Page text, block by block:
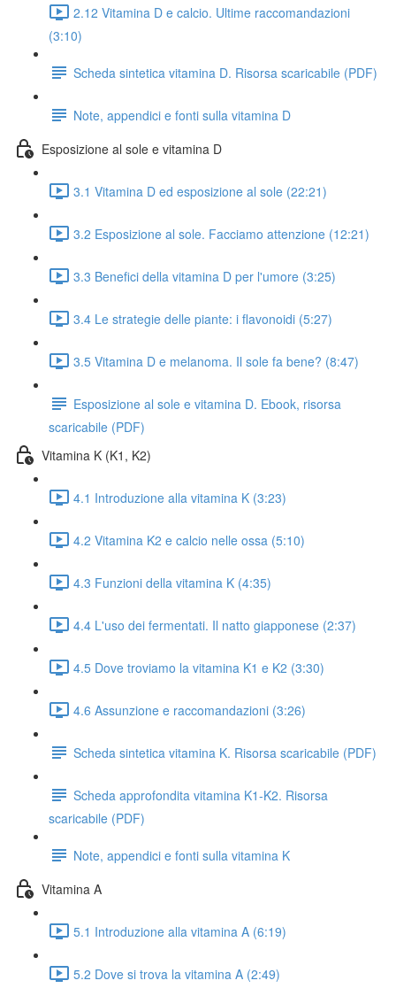
2.12 Vitamina D e calcio. Ultime raccomandazioni
(3:10)
Scheda sintetica vitamina D. Risorsa scaricabile (PDF)
Note, appendici e fonti sulla vitamina D
Esposizione al sole e vitamina D
3.1 Vitamina D ed esposizione al sole (22:21)
3.2 Esposizione al sole. Facciamo attenzione (12:21)
3.3 Benefici della vitamina D per l'umore (3:25)
3.4 Le strategie delle piante: i flavonoidi (5:27)
3.5 Vitamina D e melanoma. Il sole fa bene? (8:47)
Esposizione al sole e vitamina D. Ebook, risorsa
scaricabile (PDF)
Vitamina K (K1, K2)
4.1 Introduzione alla vitamina K (3:23)
4.2 Vitamina K2 e calcio nelle ossa (5:10)
4.3 Funzioni della vitamina K (4:35)
4.4 L'uso dei fermentati. Il natto giapponese (2:37)
4.5 Dove troviamo la vitamina K1 e K2 (3:30)
4.6 Assunzione e raccomandazioni (3:26)
Scheda sintetica vitamina K. Risorsa scaricabile (PDF)
Scheda approfondita vitamina K1-K2. Risorsa
scaricabile (PDF)
Note, appendici e fonti sulla vitamina K
Vitamina A
5.1 Introduzione alla vitamina A (6:19)
5.2 Dove si trova la vitamina A (2:49)